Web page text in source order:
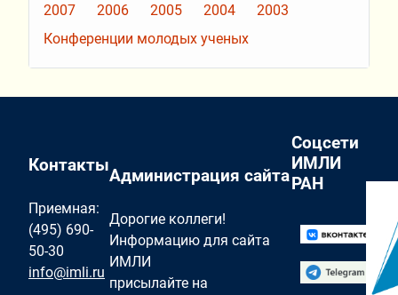
2007
2006 2005 2004
2003
Конференции молодых ученых
Контакты
Приемная:
(495) 690-
50-30
info@imli.ru
Администрация сайта
Дорогие коллеги!
Информацию для сайта
ИМЛИ
присылайте на
Соцсети
ИМЛИ
РАН